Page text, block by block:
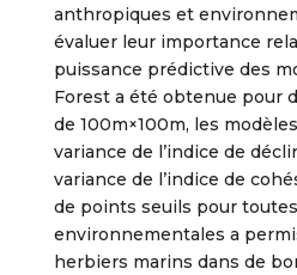
anthropiques et
évaluer leur importance
puissance prédictive des
Forest a été obtenue pour
de 100m×100m, les
variance de l’indice de
variance de l’indice de
de points seuils pour
environnementales a
herbiers marins dans de